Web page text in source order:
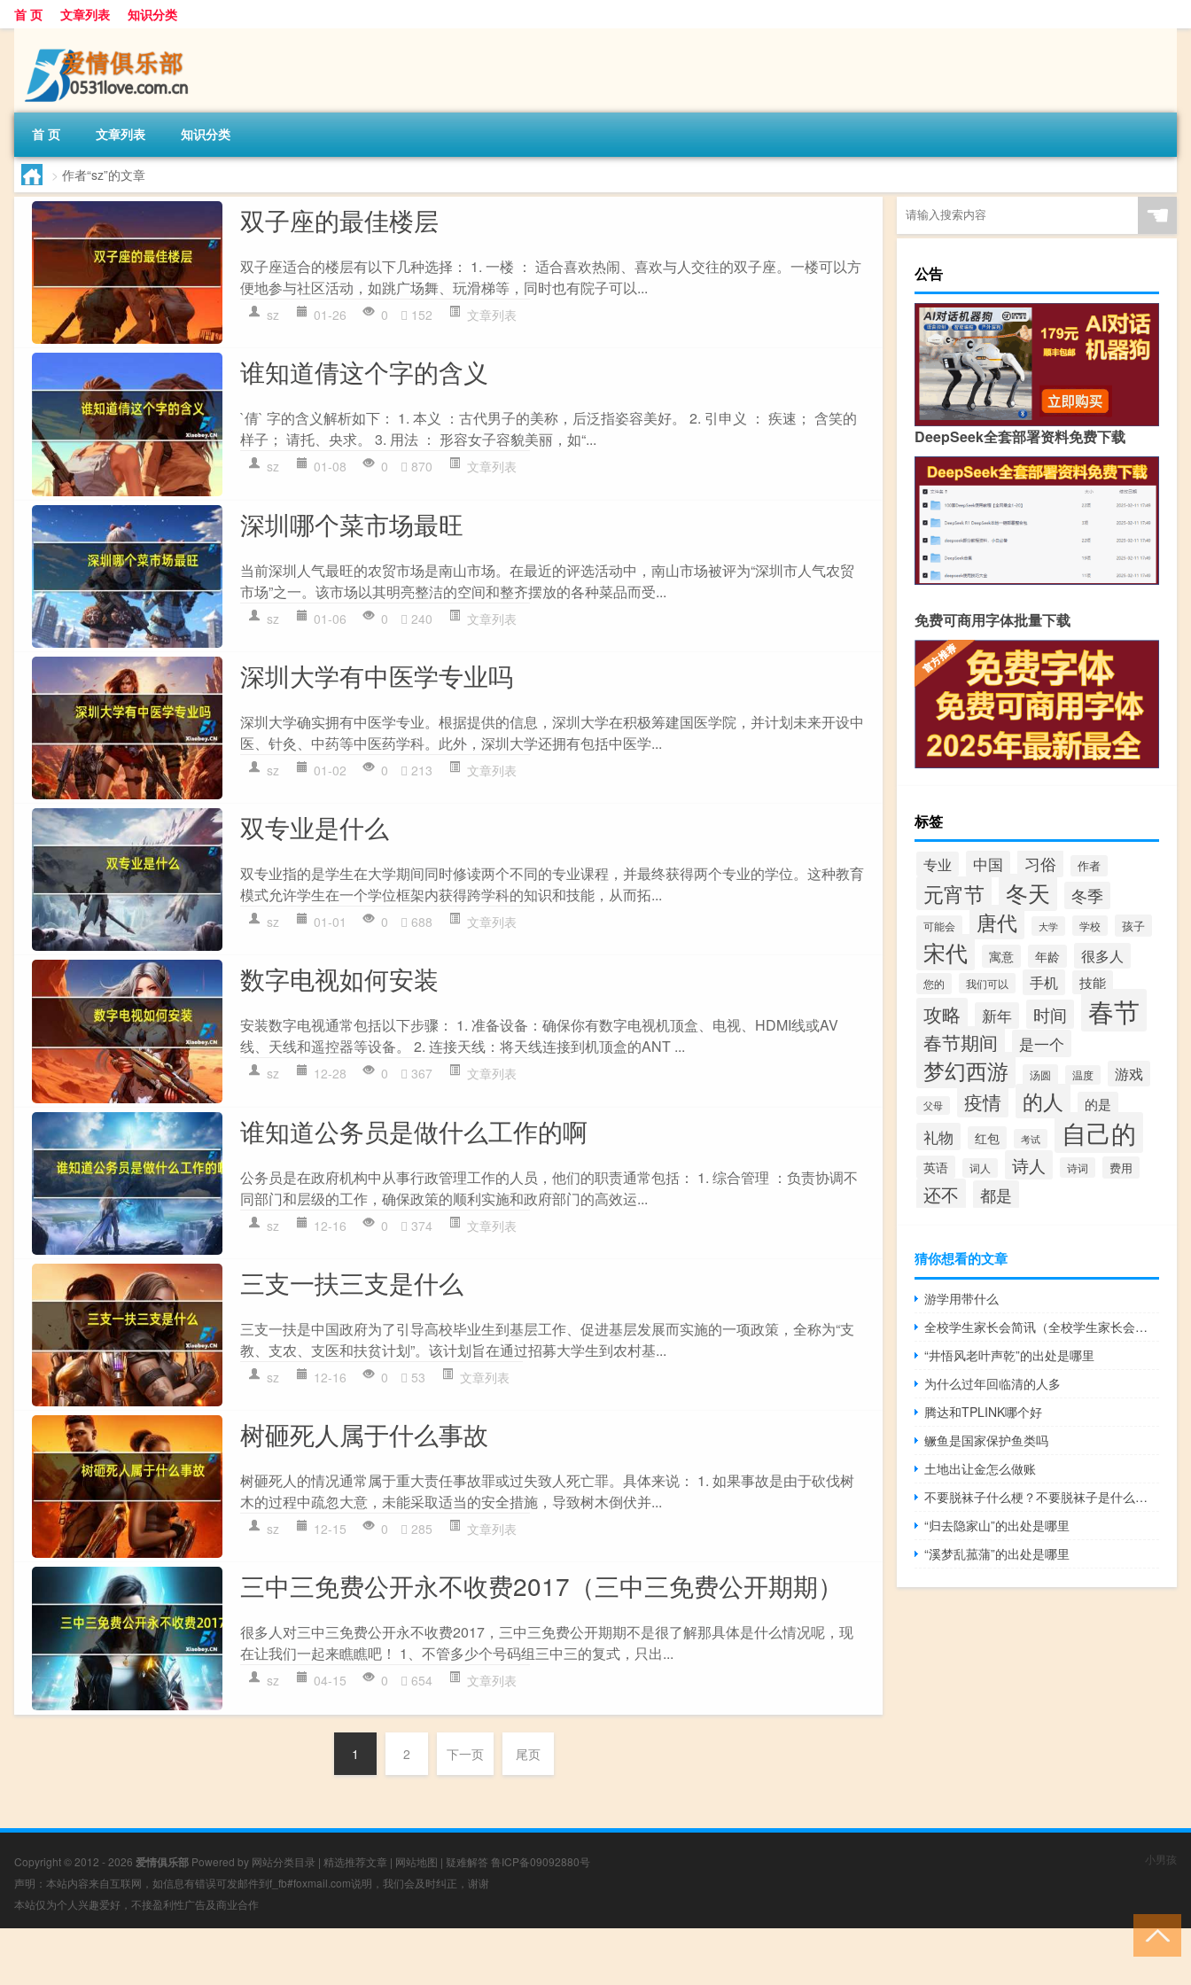
首 页 文章列表 知识分类
首 页 文章列表 知识分类
> 作者“sz”的文章
双子座的最佳楼层
双子座适合的楼层有以下几种选择： 1. 一楼 ： 适合喜欢热闹、喜欢与人交往的双子座。一楼可以方
便地参与社区活动，如跳广场舞、玩滑梯等，同时也有院子可以...
sz 01-26 0 152 文章列表
谁知道倩这个字的含义
`倩` 字的含义解析如下： 1. 本义 ：古代男子的美称，后泛指姿容美好。 2. 引申义 ： 疾速； 含笑的
样子； 请托、央求。 3. 用法 ： 形容女子容貌美丽，如“...
sz 01-08 0 870 文章列表
深圳哪个菜市场最旺
当前深圳人气最旺的农贸市场是南山市场。在最近的评选活动中，南山市场被评为“深圳市人气农贸
市场”之一。该市场以其明亮整洁的空间和整齐摆放的各种菜品而受...
sz 01-06 0 240 文章列表
深圳大学有中医学专业吗
深圳大学确实拥有中医学专业。根据提供的信息，深圳大学在积极筹建国医学院，并计划未来开设中
医、针灸、中药等中医药学科。此外，深圳大学还拥有包括中医学...
sz 01-02 0 213 文章列表
双专业是什么
双专业指的是学生在大学期间同时修读两个不同的专业课程，并最终获得两个专业的学位。这种教育
模式允许学生在一个学位框架内获得跨学科的知识和技能，从而拓...
sz 01-01 0 688 文章列表
数字电视如何安装
安装数字电视通常包括以下步骤： 1. 准备设备：确保你有数字电视机顶盒、电视、HDMI线或AV
线、天线和遥控器等设备。 2. 连接天线：将天线连接到机顶盒的ANT ...
sz 12-28 0 367 文章列表
谁知道公务员是做什么工作的啊
公务员是在政府机构中从事行政管理工作的人员，他们的职责通常包括： 1. 综合管理 ：负责协调不
同部门和层级的工作，确保政策的顺利实施和政府部门的高效运...
sz 12-16 0 374 文章列表
三支一扶三支是什么
三支一扶是中国政府为了引导高校毕业生到基层工作、促进基层发展而实施的一项政策，全称为“支
教、支农、支医和扶贫计划”。该计划旨在通过招募大学生到农村基...
sz 12-16 0 53 文章列表
树砸死人属于什么事故
树砸死人的情况通常属于重大责任事故罪或过失致人死亡罪。具体来说： 1. 如果事故是由于砍伐树
木的过程中疏忽大意，未能采取适当的安全措施，导致树木倒伏并...
sz 12-15 0 285 文章列表
三中三免费公开永不收费2017（三中三免费公开期期）
很多人对三中三免费公开永不收费2017，三中三免费公开期期不是很了解那具体是什么情况呢，现
在让我们一起来瞧瞧吧！ 1、不管多少个号码组三中三的复式，只出...
sz 04-15 0 654 文章列表
1 2 下一页 尾页
☚
公告
DeepSeek全套部署资料免费下载
免费可商用字体批量下载
标签
专业 中国 习俗 作者
元宵节 冬天 冬季
可能会 唐代 大学 学校 孩子
宋代 寓意 年龄 很多人
您的 我们可以 手机 技能
攻略 新年 时间 春节
春节期间 是一个
梦幻西游 汤圆 温度 游戏
父母 疫情 的人 的是
礼物 红包 考试 自己的
英语 词人 诗人 诗词 费用
还不 都是
猜你想看的文章
游学用带什么
全校学生家长会简讯（全校学生家长会主持词）
“井悟风老叶声乾”的出处是哪里
为什么过年回临清的人多
腾达和TPLINK哪个好
鳜鱼是国家保护鱼类吗
土地出让金怎么做账
不要脱袜子什么梗？不要脱袜子是什么意思什么梗
“归去隐家山”的出处是哪里
“溪梦乱菰蒲”的出处是哪里
Copyright © 2012 - 2026 爱情俱乐部 Powered by 网站分类目录 | 精选推荐文章 | 网站地图 | 疑难解答 鲁ICP备09092880号
声明：本站内容来自互联网，如信息有错误可发邮件到f_fb#foxmail.com说明，我们会及时纠正，谢谢
本站仅为个人兴趣爱好，不接盈利性广告及商业合作
小男孩